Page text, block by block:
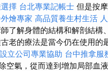
擇 台北專業記帳士 但是按
燴專家 高品質養生村生活
了解身體的結構和解剖結構
老的療法是當今仍在使用的
立公司專業協助 台中推拿服
空氣，從而達到增加局部血